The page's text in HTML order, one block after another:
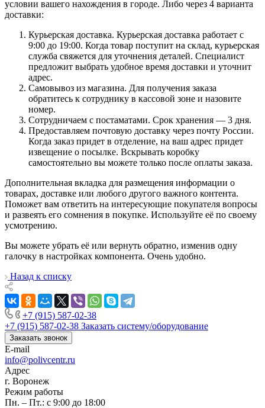
условии вашего нахождения в городе. Либо через 4 варианта
доставки:
Курьерская доставка. Курьерская доставка работает с
9:00 до 19:00. Когда товар поступит на склад, курьерская
служба свяжется для уточнения деталей. Специалист
предложит выбрать удобное время доставки и уточнит
адрес.
Самовывоз из магазина. Для получения заказа
обратитесь к сотруднику в кассовой зоне и назовите
номер.
Сотрудничаем с постаматами. Срок хранения — 3 дня.
Предоставляем почтовую доставку через почту России.
Когда заказ придет в отделение, на ваш адрес придет
извещение о посылке. Вскрывать коробку
самостоятельно вы можете только после оплаты заказа.
Дополнительная вкладка для размещения информации о
товарах, доставке или любого другого важного контента.
Поможет вам ответить на интересующие покупателя вопросы
и развеять его сомнения в покупке. Используйте её по своему
усмотрению.
Вы можете убрать её или вернуть обратно, изменив одну
галочку в настройках компонента. Очень удобно.
Назад к списку
+7 (915) 587-02-38
+7 (915) 587-02-38 Заказать систему/оборудование
Заказать звонок
E-mail
info@polivcentr.ru
Адрес
г. Воронеж
Режим работы
Пн. – Пт.: с 9:00 до 18:00